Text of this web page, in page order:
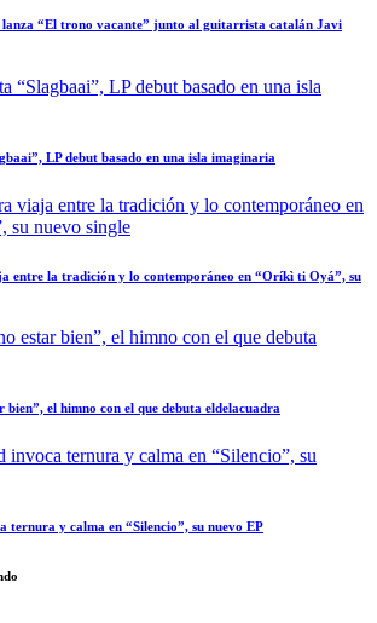
lanza “El trono vacante” junto al guitarrista catalán Javi
LP debut basado en una isla imaginaria
entre la tradición y lo contemporáneo en “Oríkì ti Oyá”, su
bien”, el himno con el que debuta eldelacuadra
ternura y calma en “Silencio”, su nuevo EP